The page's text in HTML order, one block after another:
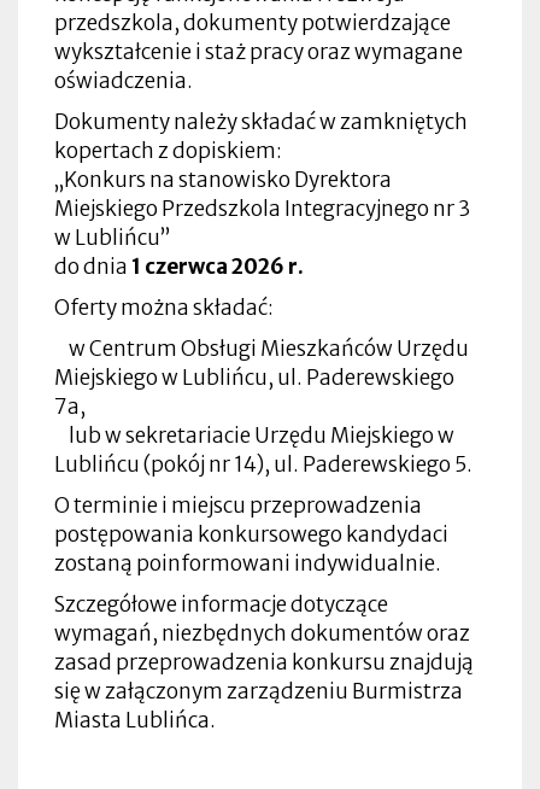
przedszkola, dokumenty potwierdzające
wykształcenie i staż pracy oraz wymagane
oświadczenia.
Dokumenty należy składać w zamkniętych
kopertach z dopiskiem:
„Konkurs na stanowisko Dyrektora
Miejskiego Przedszkola Integracyjnego nr 3
w Lublińcu”
do dnia 1 czerwca 2026 r.
Oferty można składać:
w Centrum Obsługi Mieszkańców Urzędu
Miejskiego w Lublińcu, ul. Paderewskiego
7a,
lub w sekretariacie Urzędu Miejskiego w
Lublińcu (pokój nr 14), ul. Paderewskiego 5.
O terminie i miejscu przeprowadzenia
postępowania konkursowego kandydaci
zostaną poinformowani indywidualnie.
Szczegółowe informacje dotyczące
wymagań, niezbędnych dokumentów oraz
zasad przeprowadzenia konkursu znajdują
się w załączonym zarządzeniu Burmistrza
Miasta Lublińca.